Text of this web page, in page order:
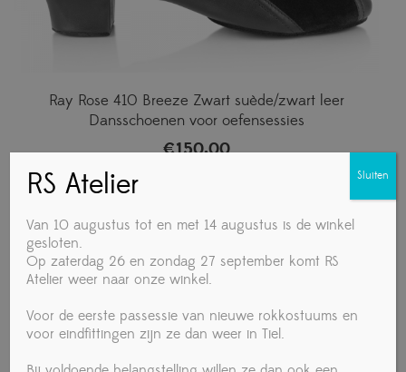
Ray Rose 410 Breeze Zwart suède/zwart leer
Dansschoenen voor oefensessies
€150,00
RS Atelier
Van 10 augustus tot en met 14 augustus is de winkel
gesloten.
Op zaterdag 26 en zondag 27 september komt RS
Atelier weer naar onze winkel.
Voor de eerste passessie van nieuwe rokkostuums en
voor eindfittingen zijn ze dan weer in Tiel.
Sluiten